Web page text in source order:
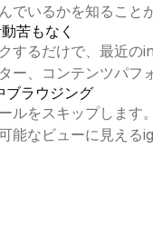
でいるかを知ること
苦もなく
するだけで、最近の
ー、コンテンツパフ
ブラウジング
ルをスキップします
能なビューに見える